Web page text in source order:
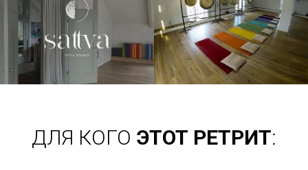
ДЛЯ КОГО ЭТОТ РЕТРИТ: